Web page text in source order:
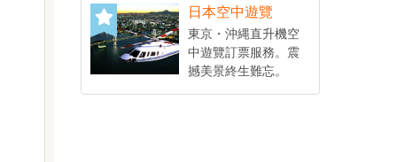
日本空中遊覽
東京・沖縄直升機空
中遊覽訂票服務。震
撼美景終生難忘。